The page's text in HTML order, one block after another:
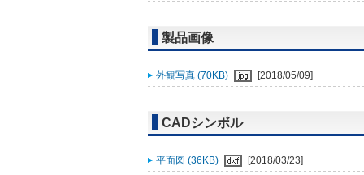
製品画像
外観写真 (70KB) [2018/05/09]
CADシンボル
平面図 (36KB)
[2018/03/23]